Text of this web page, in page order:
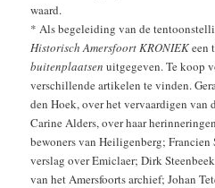
waard.
* Als begeleiding van de
Historisch Amersfoort KRONIEKeen
buitenplaatsen uitgegeven. Te koop
verschillende artikelen te vinden.
den Hoek, over het vervaardigen van
Carine Alders, over haar
bewoners van Heiligenberg;
verslag over Emiclaer; Dirk
van het Amersfoorts archief; Johan